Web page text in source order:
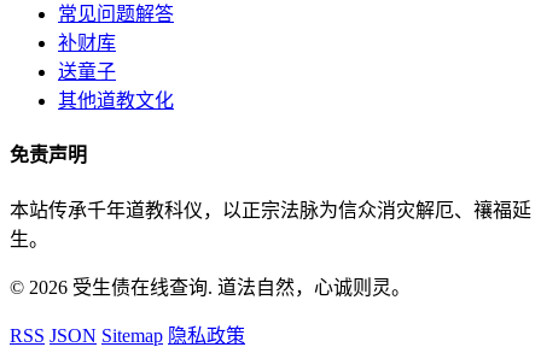
常见问题解答
补财库
送童子
其他道教文化
免责声明
本站传承千年道教科仪，以正宗法脉为信众消灾解厄、禳福延
生。
© 2026 受生债在线查询. 道法自然，心诚则灵。
RSS JSON Sitemap 隐私政策